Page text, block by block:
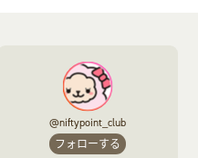
@niftypoint_club
フォローする